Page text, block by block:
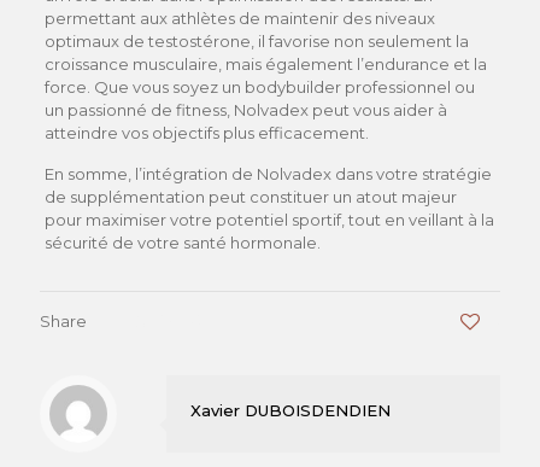
permettant aux athlètes de maintenir des niveaux
optimaux de testostérone, il favorise non seulement la
croissance musculaire, mais également l’endurance et la
force. Que vous soyez un bodybuilder professionnel ou
un passionné de fitness, Nolvadex peut vous aider à
atteindre vos objectifs plus efficacement.
En somme, l’intégration de Nolvadex dans votre stratégie
de supplémentation peut constituer un atout majeur
pour maximiser votre potentiel sportif, tout en veillant à la
sécurité de votre santé hormonale.
Share
Xavier DUBOISDENDIEN